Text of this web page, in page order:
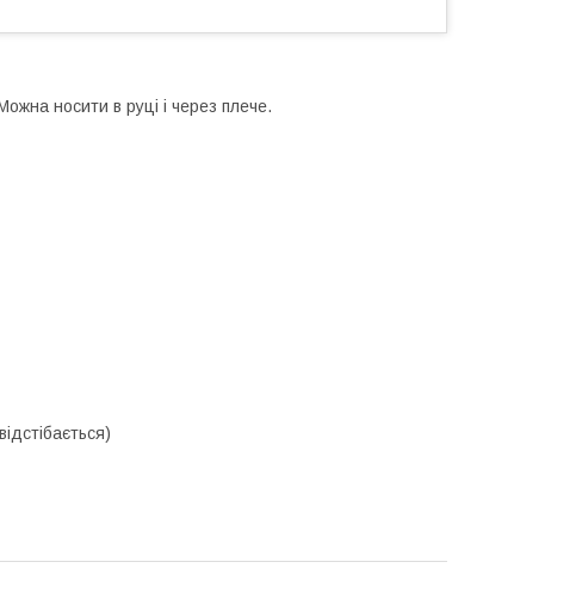
носити в руці і через плече.